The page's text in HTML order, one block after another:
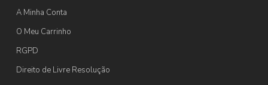
A Minha Conta
O Meu Carrinho
RGPD
Direito de Livre Resolução